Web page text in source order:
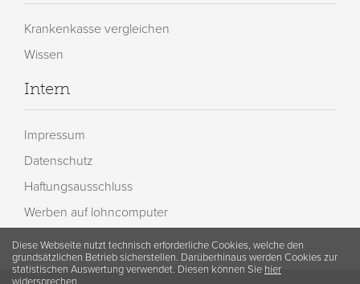
Krankenkasse vergleichen
Wissen
Intern
Impressum
Datenschutz
Haftungsausschluss
Werben auf lohncomputer
Diese Webseite nutzt technisch erforderliche Cookies, welche den
grundsätzlichen Betrieb sicherstellen. Darüberhinaus werden Cookies zur
statistischen Auswertung verwendet. Diesen können Sie hier